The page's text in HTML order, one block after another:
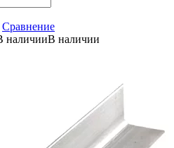
Сравнение
В наличии